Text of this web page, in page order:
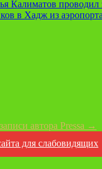
Калиматов проводил
в Хадж из
автора Pressa →
для слабовидящих